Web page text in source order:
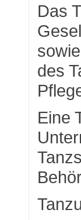
Das
des
Eine